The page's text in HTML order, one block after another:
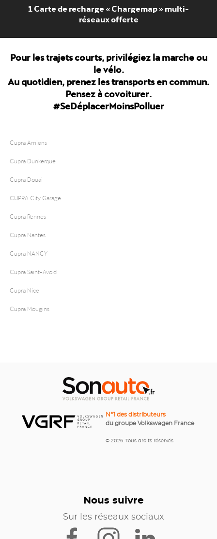
1 Carte de recharge « Chargemap » multi-
réseaux offerte
Pour les trajets courts, privilégiez la marche ou
le vélo.
Au quotidien, prenez les transports en commun.
Pensez à covoiturer.
#SeDéplacerMoinsPolluer
Cupra Amiens
Cupra Dunkerque
Cupra Douai
CUPRA City Garage
Cupra Rennes
Cupra Nantes
Cupra NANCY
Cupra Saint-Avold
Cupra Nice
Cupra Mougins
N°1 des distributeurs
du groupe Volkswagen France
© 2026. Tous droits réservés.
Nous suivre
Sur les réseaux sociaux